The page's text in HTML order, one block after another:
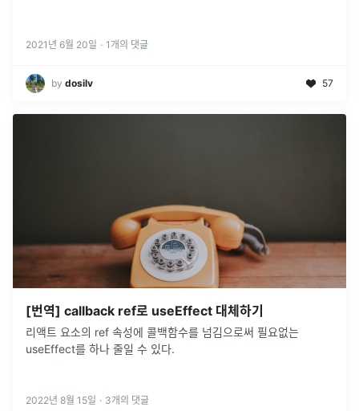
2021년 6월 20일 · 1 개의 댓글
by dosilv 57
[번역] callback ref로 useEffect 대체하기
리액트 요소의 ref 속성에 콜백함수를 넘김으로써 필요없는
useEffect를 하나 줄일 수 있다.
2022년 8월 15일 · 3개의 댓글